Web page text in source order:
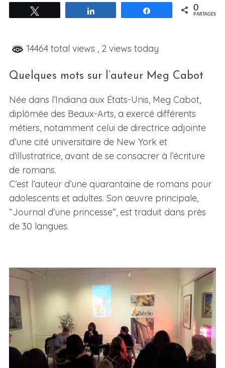
Partagez 0
PARTAGES
14464 total views , 2 views today
Quelques mots sur l’auteur Meg Cabot
Née dans l’Indiana aux États-Unis, Meg Cabot,
diplômée des Beaux-Arts, a exercé différents
métiers, notamment celui de directrice adjointe
d’une cité universitaire de New York et
d’illustratrice, avant de se consacrer à l’écriture
de romans.
C’est l’auteur d’une quarantaine de romans pour
adolescents et adultes. Son œuvre principale,
“Journal d’une princesse”, est traduit dans près
de 30 langues.